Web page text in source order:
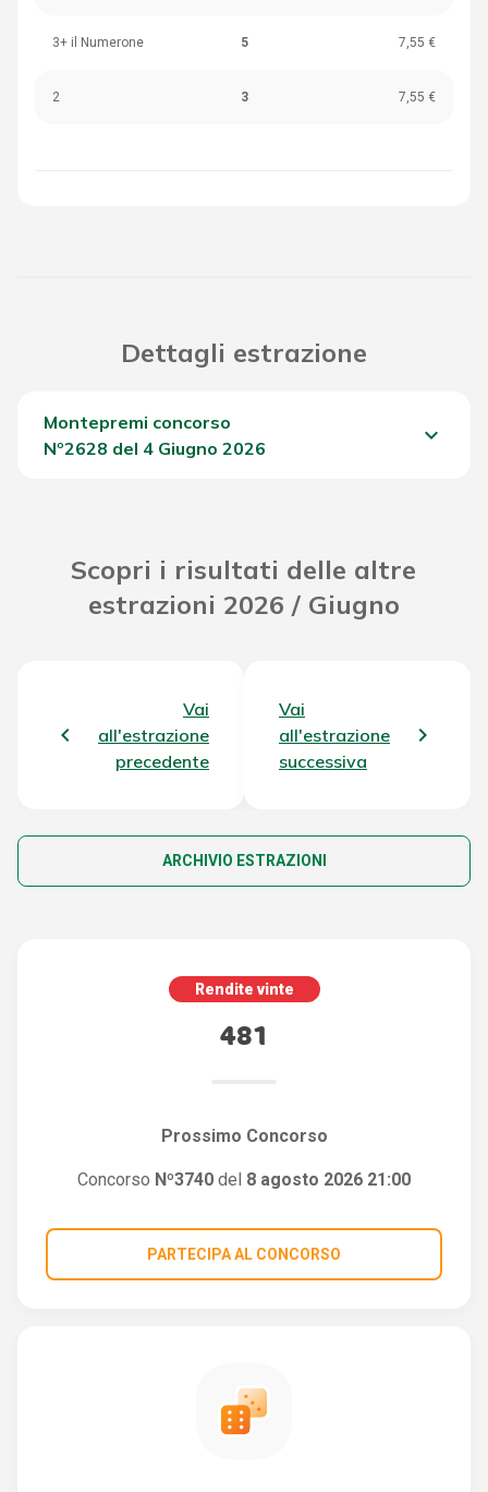
3+ il Numerone 5 7,55 €
2 3 7,55 €
Dettagli estrazione
Montepremi concorso
Nº2628 del 4 Giugno 2026
keyboard_arrow_down
Scopri i risultati delle altre
estrazioni 2026 / Giugno
Vai
all'estrazione
precedente
Vai
all'estrazione
successiva
ARCHIVIO ESTRAZIONI
Rendite vinte
481
Prossimo Concorso
Concorso Nº3740 del 8 agosto 2026 21:00
PARTECIPA AL CONCORSO